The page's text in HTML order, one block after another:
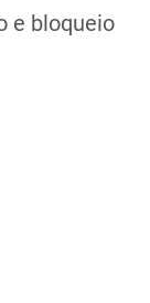
e bloqueio